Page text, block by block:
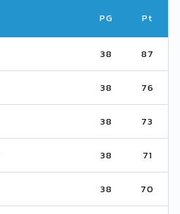
PG Pt
38 87
38 76
38 73
38 71
38 70